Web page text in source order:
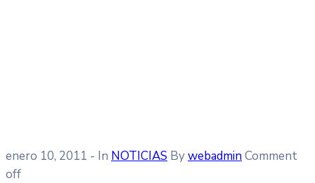
enero 10, 2011 - In NOTICIAS BywebadminComment
off